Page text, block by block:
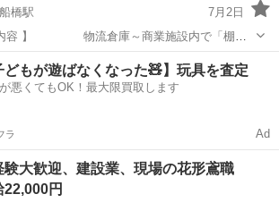
橋駅
7月2日
で「棚」
です💝 現場⭐️関東全般(東
) 現場時間⏰AM8:00～PM17...
千歳船橋駅 鳶職 給料
どもが遊ばなくなった🧸】玩具を査定
悪くてもOK！最大限買取します
ラ Ad
験大歓迎、建設業、現場の花形鳶職
22,000円